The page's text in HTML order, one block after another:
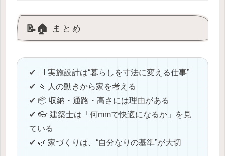
📝🏠 まとめ
✔ 📐 実施設計は“暮らしを寸法に変える仕事”
✔ 🚶 人の動きから家を考える
✔ 📦 収納・通路・高さには理由がある
✔ 👓 建築士は「何mmで快適になるか」を見
ている
✔ 🌿 家づくりは、“自分なりの基準”が大切